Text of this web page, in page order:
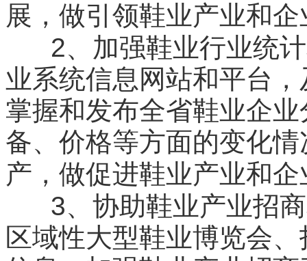
展，做引领鞋业产业和
2、加强鞋业行业统
业系统信息网站和平台
掌握和发布全省鞋业企
备、价格等方面的变化
产，做促进鞋业产业和
3、协助鞋业产业招
区域性大型鞋业博览会